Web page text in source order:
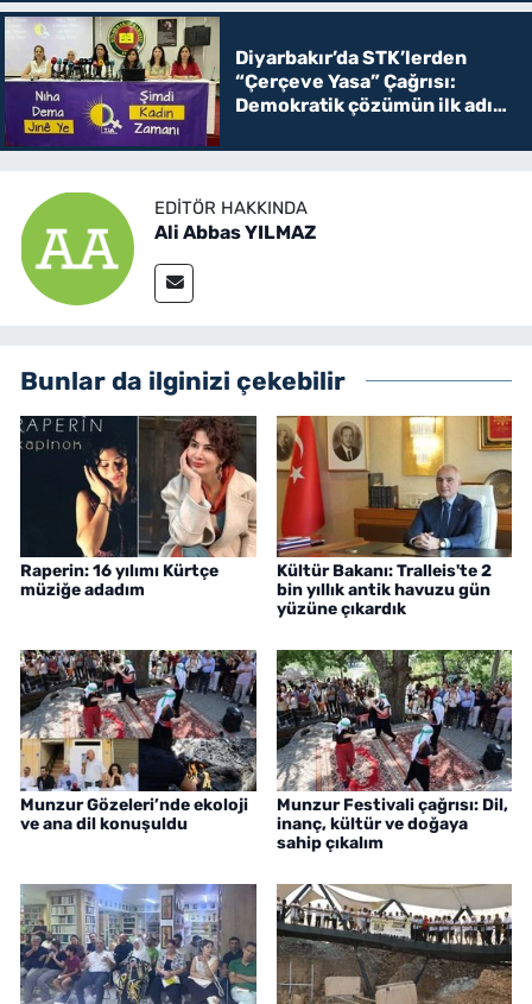
Diyarbakır’da STK’lerden
“Çerçeve Yasa” Çağrısı:
Demokratik çözümün ilk adımı
EDITÖR HAKKINDA
Ali Abbas YILMAZ
Bunlar da ilginizi çekebilir
Raperin: 16 yılımı Kürtçe
müziğe adadım
Kültür Bakanı: Tralleis'te 2
bin yıllık antik havuzu gün
yüzüne çıkardık
Munzur Gözeleri’nde ekoloji
ve ana dil konuşuldu
Munzur Festivali çağrısı: Dil,
inanç, kültür ve doğaya
sahip çıkalım